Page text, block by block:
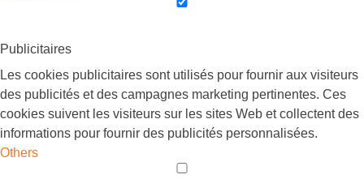
Publicitaires
Les cookies publicitaires sont utilisés pour fournir aux visiteurs
des publicités et des campagnes marketing pertinentes. Ces
cookies suivent les visiteurs sur les sites Web et collectent des
informations pour fournir des publicités personnalisées.
Others